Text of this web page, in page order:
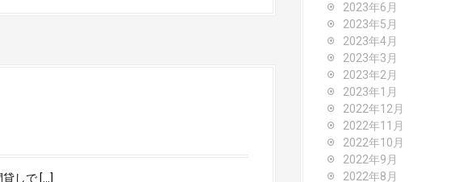
しで […]
2023年6月
2023年5月
2023年4月
2023年3月
2023年2月
2023年1月
2022年12月
2022年11月
2022年10月
2022年9月
2022年8月